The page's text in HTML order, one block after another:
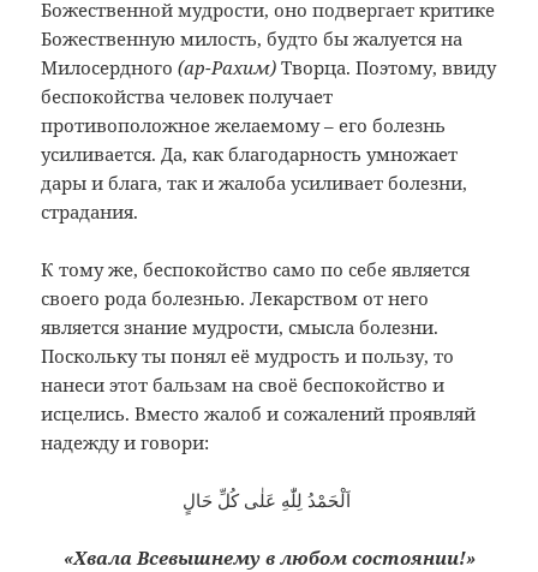
Божественной мудрости, оно подвергает критике
Божественную милость, будто бы жалуется на
Милосердного (ар-Рахим) Творца. Поэтому, ввиду
беспокойства человек получает
противоположное желаемому – его болезнь
усиливается. Да, как благодарность умножает
дары и блага, так и жалоба усиливает болезни,
страдания.
К тому же, беспокойство само по себе является
своего рода болезнью. Лекарством от него
является знание мудрости, смысла болезни.
Поскольку ты понял её мудрость и пользу, то
нанеси этот бальзам на своё беспокойство и
исцелись. Вместо жалоб и сожалений проявляй
надежду и говори:
«Хвала Всевышнему в любом состоянии!»